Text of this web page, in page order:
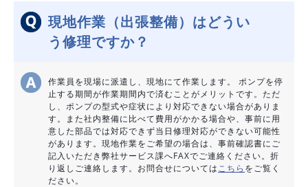
現地作業（出張整備）はどうい
う修理ですか？
作業員を現場に派遣し、現地にて作業します。 ポンプを停
止する期間が作業期間内で済むことがメリットです。ただ
し、ポンプの型式や症状により対応できない場合がありま
す。また社内整備に比べて費用がかかる場合や、事前に用
意した部品では対応できず当日修理対応ができない可能性
があります。現地作業をご希望の場合は、事前確認書にご
記入いただき弊社サービス課へFAXでご連絡ください。折
り返しご連絡します。お問合せについてはこちら をご覧く
ださい。